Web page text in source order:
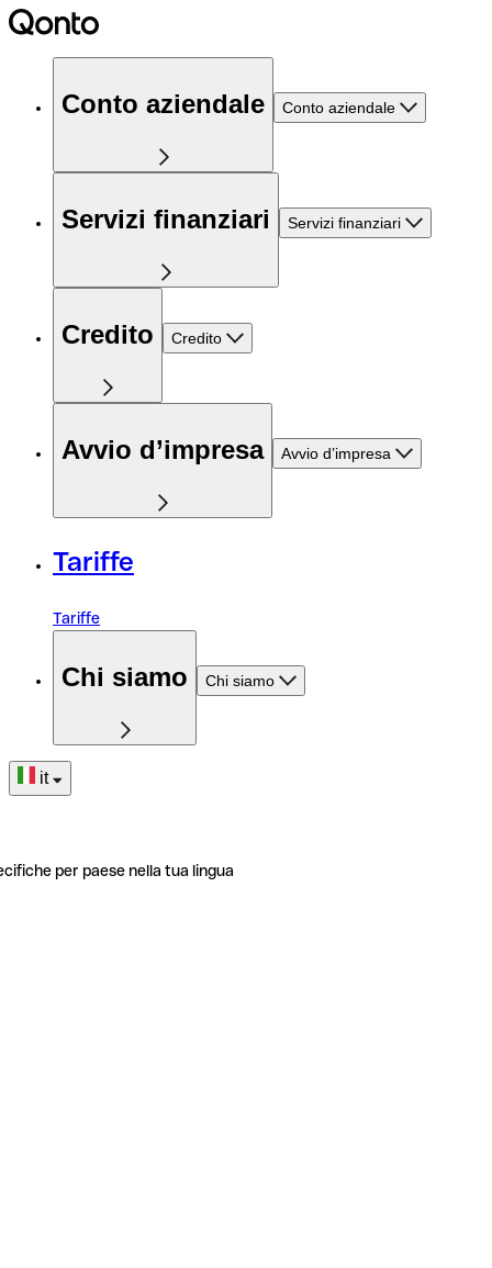
Conto aziendale Conto aziendale
Servizi finanziari Servizi finanziari
Credito Credito
Avvio d’impresa Avvio d’impresa
Tariffe
Tariffe
Chi siamo Chi siamo
it
per paese nella tua lingua